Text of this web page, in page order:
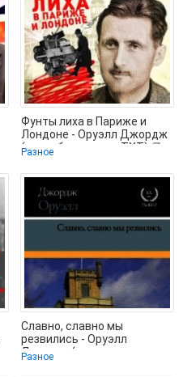
Фунты лиха в Париже и
Лондоне - Оруэлл Джордж
(книги бесплатно .TXT) 📗
Разное
Славно, славно мы
резвились - Оруэлл
Джордж (лучшие книги
Разное